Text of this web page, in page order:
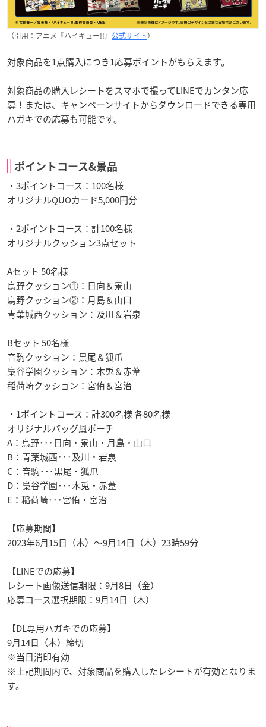
（引用：アニメ『ハイキュー!!』 公式サイト）
対象商品を1点購入につき1応募ポイントがもらえます。
対象商品の購入レシートをスマホで撮ってLINEでカンタン応
募！または、キャンペーンサイトからダウンロードできる専用
ハガキでの応募も可能です。
ポイントコース&景品
・3ポイントコース：100名様
オリジナルQUOカード5,000円分
・2ポイントコース：計100名様
オリジナルクッション3点セット
Aセット 50名様
烏野クッション①：日向＆景山
烏野クッション②：月島＆山口
青葉城西クッション：及川＆岩泉
Bセット 50名様
音駒クッション：黒尾＆狐爪
梟谷学園クッション：木兎＆赤葦
稲荷崎クッション：宮侑＆宮治
・1ポイントコース：計300名様 各80名様
オリジナルバッグ風ポーチ
A：烏野･･･日向・景山・月島・山口
B：青葉城西･･･及川・岩泉
C：音駒･･･黒尾・狐爪
D：梟谷学園･･･木兎・赤葦
E：稲荷崎･･･宮侑・宮治
【応募期間】
2023年6月15日（木）～9月14日（木）23時59分
【LINEでの応募】
レシート画像送信期限：9月8日（金）
応募コース選択期限：9月14日（木）
【DL専用ハガキでの応募】
9月14日（木）締切
※当日消印有効
※上記期間内で、対象商品を購入したレシートが有効となりま
す。